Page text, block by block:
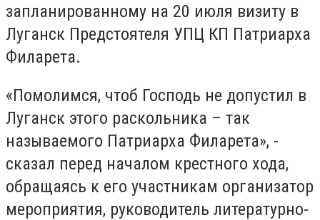
запланированному на 20 июля визиту в
Луганск Предстоятеля УПЦ КП Патриарха
Филарета.
«Помолимся, чтоб Господь не допустил в
Луганск этого раскольника – так
называемого Патриарха Филарета», -
сказал перед началом крестного хода,
обращаясь к его участникам организатор
мероприятия, руководитель литературно-